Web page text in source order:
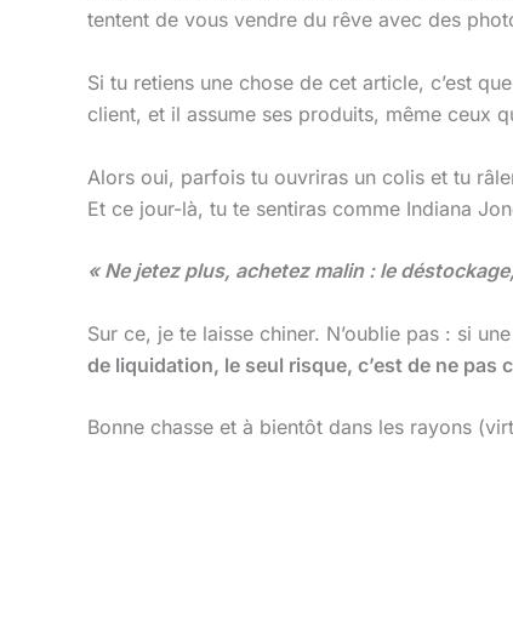
tentent de vous vendre du rêve avec des
Si tu retiens une chose de cet article, c’est que
client, et il assume ses produits, même ceux
Alors oui, parfois tu ouvriras un colis et tu
Et ce jour-là, tu te sentiras comme Indiana
« Ne jetez plus, achetez malin : le
Sur ce, je te laisse chiner. N’oublie pas : si
de liquidation, le seul risque, c’est de ne pas
Bonne chasse et à bientôt dans les rayons